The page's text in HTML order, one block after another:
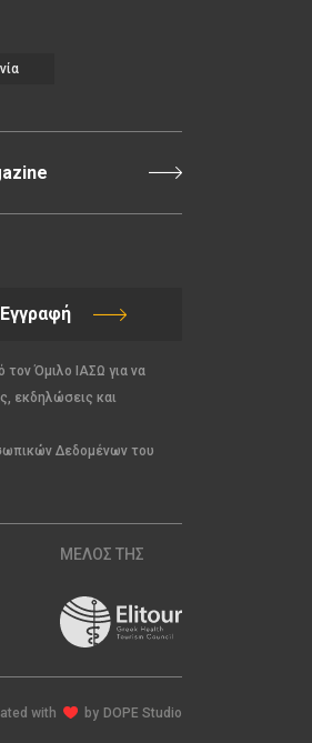
Εγγραφή
Όμιλο ΙΑΣΩ για να
εκδηλώσεις και
Δεδομένων του
ΜΕΛΟΣ ΤΗΣ
with by DOPE Studio